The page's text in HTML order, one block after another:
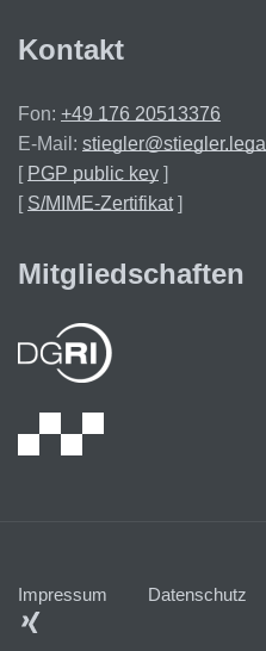
Kontakt
Fon: +49 176 20513376
E-Mail: stiegler@stiegler.legal
[ PGP public key ]
[ S/MIME-Zertifikat]
Mitgliedschaften
Impressum Datenschutz